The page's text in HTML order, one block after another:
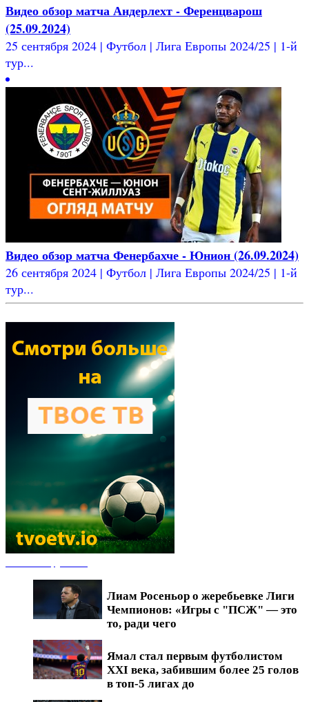
Видео обзор матча Андерлехт - Ференцварош
(25.09.2024)
25 сентября 2024 | Футбол | Лига Европы 2024/25 | 1-й
тур...
Видео обзор матча Фенербахче - Юнион (26.09.2024)
26 сентября 2024 | Футбол | Лига Европы 2024/25 | 1-й
тур...
Лиам Росеньор о жеребьевке Лиги
Чемпионов: «Игры с "ПСЖ" — это
то, ради чего
Ямал стал первым футболистом
XXI века, забившим более 25 голов
в топ-5 лигах до